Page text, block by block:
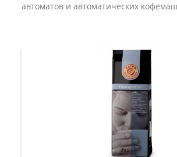
автоматов и автоматических